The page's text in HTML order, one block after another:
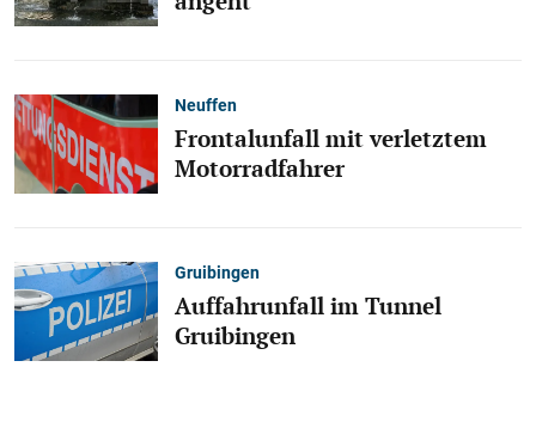
Neuffen
Frontalunfall mit verletztem
Motorradfahrer
Gruibingen
Auffahrunfall im Tunnel
Gruibingen